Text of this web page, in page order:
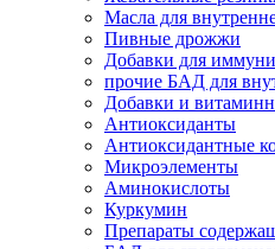
Масла для
Пивные дрожжи
Добавки для
прочие БАД для
Добавки и
Антиоксиданты
Антиоксидантные
Микроэлементы
Аминокислоты
Куркумин
Препараты